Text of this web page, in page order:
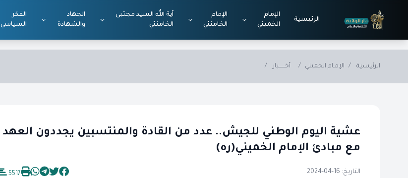
الرئيسية
الإمام
الخميني
الإمام
الخامنئي
آية الله السيد مجتبى
الخامنئي
الجهاد
والشهادة
الفكر
السياسي
الرئيسية / الإمـام الخميني / أخــــــبار /
عشية اليوم الوطني للجيش.. عدد من القادة والمنتسبين يجددون العهد
مع مبادئ الإمام الخميني(ره)
التاريخ: 16-04-2024 5517